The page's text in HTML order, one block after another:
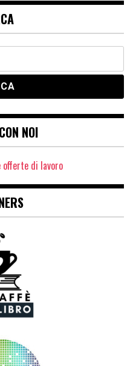
NOI
offerte di lavoro